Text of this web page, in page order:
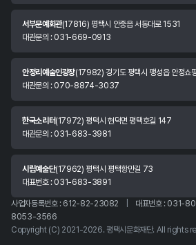
서부문예회관(17816) 평택시 안중읍 서동대로 1531
대관문의 : 031-669-0913
안정리예술인광장(17982) 경기도 평택시 팽성읍 안정쇼
대관문의 : 070-8874-3037
한국소리터(17972) 평택시 현덕면 평택호길 147
대관문의 : 031-683-3981
시립예술단(17962) 평택시 평택항만길 73
대표번호 : 031-683-3891
사업자등록번호 : 612-82-23082 대표번호 : 031-
8053-3566
Copyright (C) 2021-2026. 평택시문화재단. All rights